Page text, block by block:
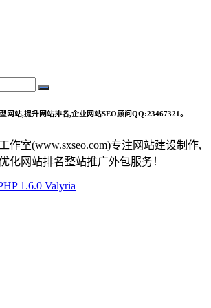
网站,提升网站排名,企业网站SEO顾问QQ:23467321。
作室(www.sxseo.com)专注网站建设制作,
化网站排名整站推广外包服务！
1.6.0 Valyria